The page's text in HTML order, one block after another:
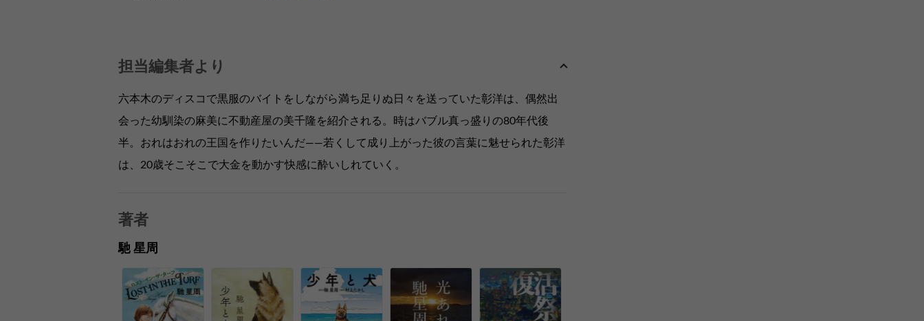
担当編集者より
六本木のディスコで黒服のバイトをしながら満ち足りぬ日々を送っていた彰洋は、偶然出
会った幼馴染の麻美に不動産屋の美千隆を紹介される。時はバブル真っ盛りの80年代後
半。おれはおれの王国を作りたいんだ——若くして成り上がった彼の言葉に魅せられた彰洋
は、20歳そこそこで大金を動かす快感に酔いしれていく。
著者
馳 星周